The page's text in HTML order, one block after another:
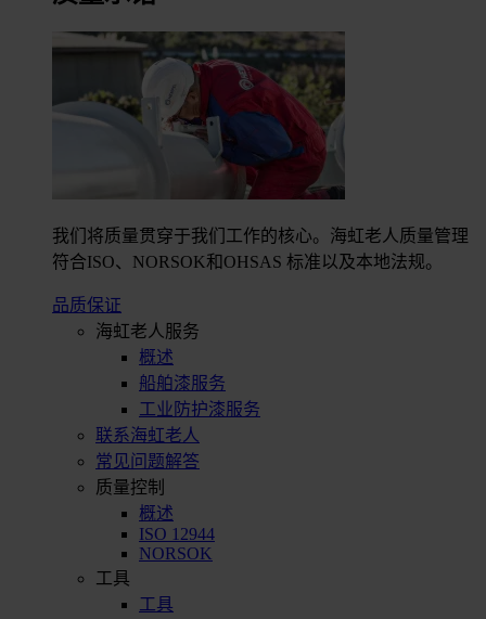
我们将质量贯穿于我们工作的核心。海虹老人质量管理
符合ISO、NORSOK和OHSAS 标准以及本地法规。
品质保证
海虹老人服务
概述
船舶漆服务
工业防护漆服务
联系海虹老人
常见问题解答
质量控制
概述
ISO 12944
NORSOK
工具
工具